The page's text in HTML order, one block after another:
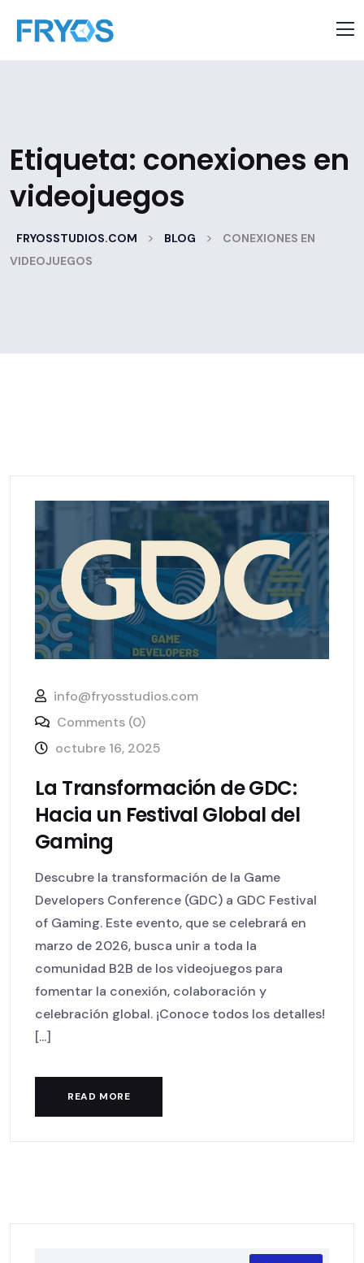
Etiqueta: conexiones en
videojuegos
FRYOSSTUDIOS.COM > BLOG >
CONEXIONES EN
VIDEOJUEGOS
info@fryosstudios.com
Comments (0)
octubre 16, 2025
La Transformación de GDC:
Hacia un Festival Global del
Gaming
Descubre la transformación de la Game
Developers Conference (GDC) a GDC Festival
of Gaming. Este evento, que se celebrará en
marzo de 2026, busca unir a toda la
comunidad B2B de los videojuegos para
fomentar la conexión, colaboración y
celebración global. ¡Conoce todos los detalles!
[...]
READ MORE